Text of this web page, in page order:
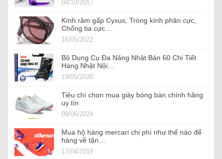
04/10/2017
Kính râm gấp Cyxus, Tròng kính phân cực,
Chống tia cực…
16/05/2022
Bộ Dụng Cụ Đa Năng Nhật Bản 60 Chi Tiết
Hàng Nhật Nội…
19/05/2020
Tiêu chí chọn mua giày bóng bàn chính hãng
uy tín
09/06/2024
Mua hộ hàng mercari chi phí như thế nào để
hàng về tận…
17/04/2019